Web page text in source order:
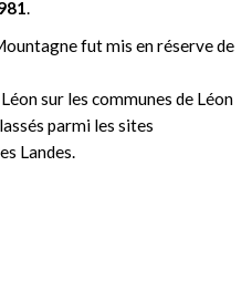
.
fut mis en réserve de
sur les communes de Léon
parmi les sites
Landes.